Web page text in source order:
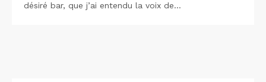
désiré bar, que j’ai entendu la voix de…